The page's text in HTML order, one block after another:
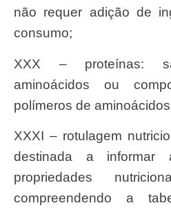
não requer adição de
consumo;
XXX – proteínas: são polímeros de
aminoácidos ou
polímeros de
XXXI – rotulagem nutricional: toda declaração
destinada a informar
propriedades
compreendendo a